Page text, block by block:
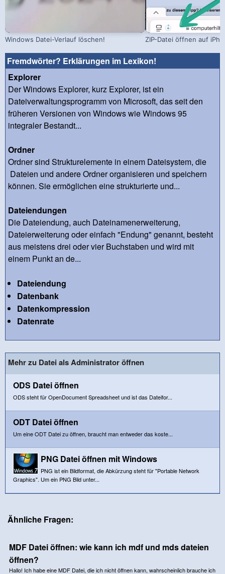
Windows Datei-Verlauf löschen! ZIP-Datei öffnen auf
Fremdwörter? Erklärungen im Lexikon!
Explorer
Der Windows Explorer, kurz Explorer, ist ein
Dateiverwaltungsprogramm von Microsoft, das seit den
früheren Versionen von Windows wie Windows 95
integraler Bestandt...
Ordner
Ordner sind Strukturelemente in einem Dateisystem, die
Dateien und andere Ordner organisieren und speichern
können. Sie ermöglichen eine strukturierte und...
Dateiendungen
Die Dateiendung, auch Dateinamenerweiterung,
Dateierweiterung oder einfach "Endung" genannt, besteht
aus meistens drei oder vier Buchstaben und wird mit
einem Punkt an de...
Dateiendung
Datenbank
Datenkompression
Datenrate
Mehr zu Datei als Administrator öffnen
ODS Datei öffnen
ODS steht für OpenDocument Spreadsheet und ist das Dateifor...
ODT Datei öffnen
Um eine ODT Datei zu öffnen, braucht man entweder das koste...
PNG Datei öffnen mit Windows
PNG ist ein Bildformat, die Abkürzung steht für "Portable Network
Graphics". Um ein PNG Bild unter...
Ähnliche Fragen:
MDF Datei öffnen: wie kann ich mdf und mds dateien
öffnen?
Hallo! Ich habe eine MDF Datei, die ich nicht öffnen kann, wahrscheinlich brauche ich